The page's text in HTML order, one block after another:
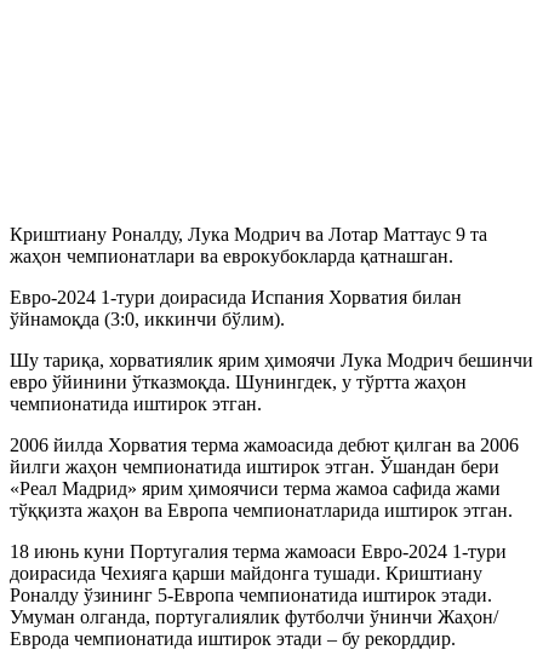
Криштиану Роналду, Лука Модрич ва Лотар Маттаус 9 та
жаҳон чемпионатлари ва еврокубокларда қатнашган.
Евро-2024 1-тури доирасида Испания Хорватия билан
ўйнамоқда (3:0, иккинчи бўлим).
Шу тариқа, хорватиялик ярим ҳимоячи Лука Модрич бешинчи
евро ўйинини ўтказмоқда. Шунингдек, у тўртта жаҳон
чемпионатида иштирок этган.
2006 йилда Хорватия терма жамоасида дебют қилган ва 2006
йилги жаҳон чемпионатида иштирок этган. Ўшандан бери
«Реал Мадрид» ярим ҳимоячиси терма жамоа сафида жами
тўққизта жаҳон ва Европа чемпионатларида иштирок этган.
18 июнь куни Португалия терма жамоаси Евро-2024 1-тури
доирасида Чехияга қарши майдонга тушади. Криштиану
Роналду ўзининг 5-Европа чемпионатида иштирок этади.
Умуман олганда, португалиялик футболчи ўнинчи Жаҳон/
Еврода чемпионатида иштирок этади – бу рекорддир.